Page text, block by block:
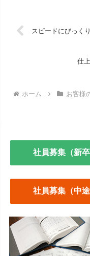
スピードにびっく
仕
ホーム お客様
社員募集（新卒
社員募集（中途